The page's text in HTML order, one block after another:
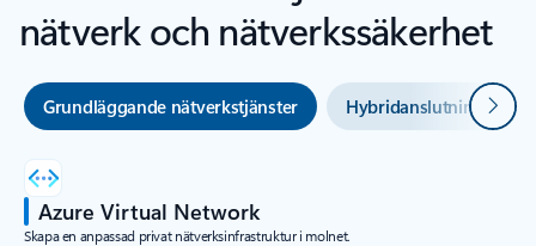
nätverk och nätverkssäkerhet
Grundläggande nätverkstjänster HybridanslutningarNästa
Azure Virtual Network
Skapa en anpassad privat nätverksinfrastruktur i molnet.